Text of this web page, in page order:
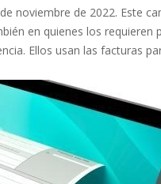
noviembre de 2022. Este
en quienes los requieren
Ellos usan las facturas